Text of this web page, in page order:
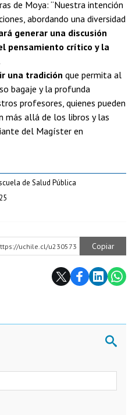
de Moya: “Nuestra intención
abordando una diversidad
generar una discusión
pensamiento crítico y la
una tradición que permita al
bagaje y la profunda
profesores, quienes pueden
más allá de los libros y las
del Magíster en
de Salud Pública
uchile.cl/u230573 Copiar